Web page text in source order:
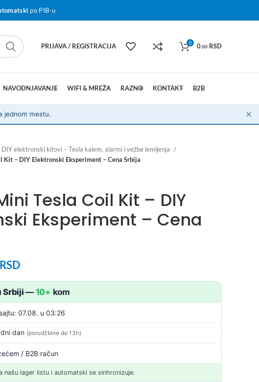
po PIB-u
PRIJAVA / REGISTRACIJA 0 0.00 RSD
NAVODNJAVANJE WIFI & MREŽA RAZNO KONTAKT B2B
jednom mestu. ✕
DIY elektronski kitovi – Tesla kalem, alarmi i vežbe lemljenja
Kit – DIY Elektronski Eksperiment – Cena Srbija
Tesla Coil Kit – DIY
Eksperiment – Cena
RSD
Srbiji — 10+ kom
07.08. u 03:26
dan (porudžbine do 13h)
/ B2B račun
našu lager listu i automatski se sinhronizuje.